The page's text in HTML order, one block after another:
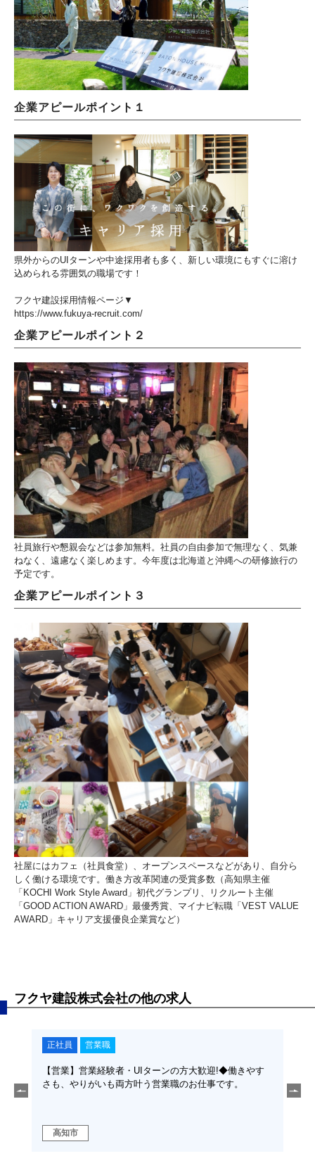
企業アピールポイント１
県外からのUIターンや中途採用者も多く、新しい環境にもすぐに溶け
込められる雰囲気の職場です！
フクヤ建設採用情報ページ▼
https://www.fukuya-recruit.com/
企業アピールポイント２
社員旅行や懇親会などは参加無料。社員の自由参加で無理なく、気兼
ねなく、遠慮なく楽しめます。今年度は北海道と沖縄への研修旅行の
予定です。
企業アピールポイント３
社屋にはカフェ（社員食堂）、オープンスペースなどがあり、自分ら
しく働ける環境です。働き方改革関連の受賞多数（高知県主催
「KOCHI Work Style Award」初代グランプリ、リクルート主催
「GOOD ACTION AWARD」最優秀賞、マイナビ転職「VEST VALUE
AWARD」キャリア支援優良企業賞など）
フクヤ建設株式会社の他の求人
歓
正社員 営業職
【営業】営業経験者・UIターンの方大歓迎!◆働きやす
さも、やりがいも両方叶う営業職のお仕事です。
高知市
間公
事と